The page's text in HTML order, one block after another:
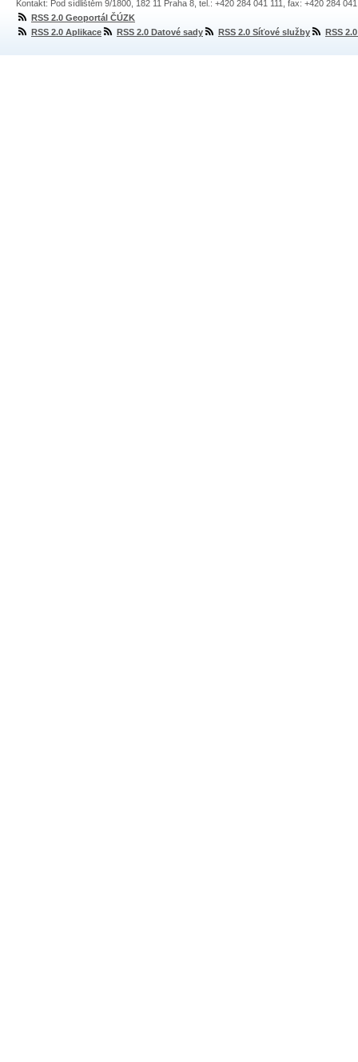
Kontakt: Pod sídlištěm 9/1800, 182 11 Praha 8, tel.: +420 284 041 111, fax: +420 284
RSS 2.0 Geoportál ČÚZK
RSS 2.0 Aplikace
RSS 2.0 Datové sady RSS 2.0 Síťové služby RSS